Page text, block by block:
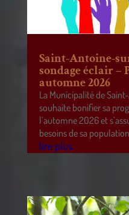
Saint-Antoine-
sondage éclair –
automne 2026
La Municipalité de
souhaite bonifier sa
l’automne 2026 et
besoins de sa
lire plus